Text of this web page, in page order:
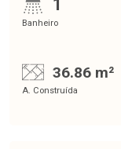
1
Banheiro
36.86 m²
A. Construída